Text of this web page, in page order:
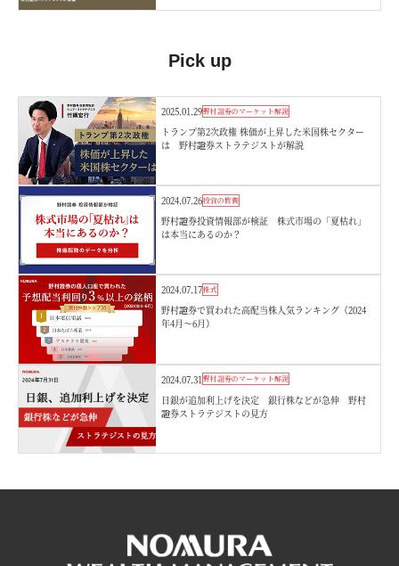
Pick up
2025.01.29野村證券のマーケット解説
トランプ第2次政権 株価が上昇した米国株セクター
は 野村證券ストラテジストが解説
2024.07.26投資の教養
野村證券投資情報部が検証 株式市場の「夏枯れ」
は本当にあるのか？
2024.07.17株式
野村證券で買われた高配当株人気ランキング（2024
年4月～6月）
2024.07.31 野村證券のマーケット解説
日銀が追加利上げを決定 銀行株などが急伸 野村
證券ストラテジストの見方